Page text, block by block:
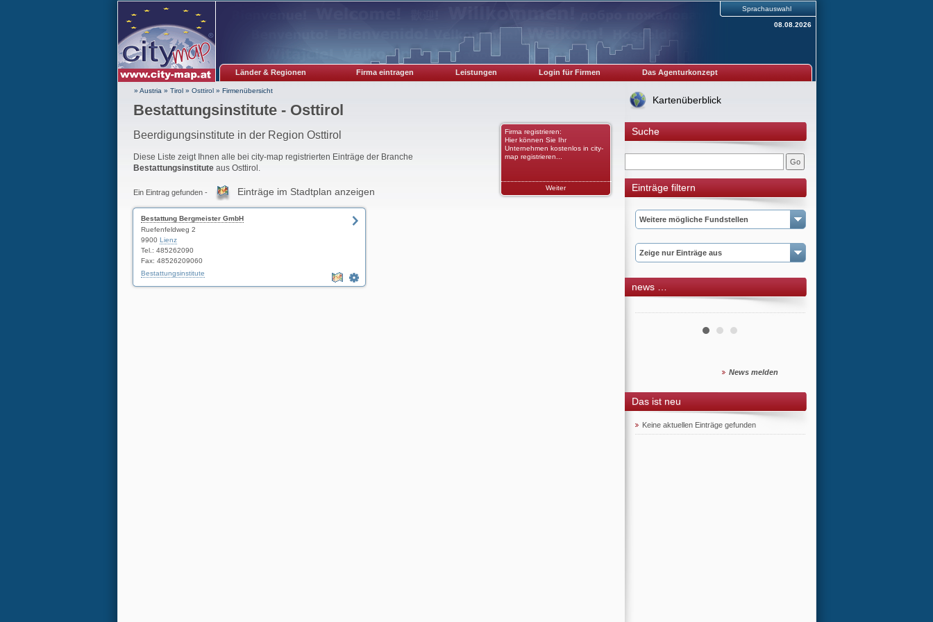
Sprachauswahl
08.08.2026
Länder & Regionen Firma eintragen Leistungen Login für Firmen Das Agenturkonzept
» Austria » Tirol» Osttirol» Firmenübersicht
Bestattungsinstitute - Osttirol
Beerdigungsinstitute in der Region Osttirol
Firma registrieren:
Hier können Sie Ihr
Unternehmen kostenlos in city-
map registrieren...
Weiter
Diese Liste zeigt Ihnen alle bei city-map registrierten Einträge der Branche
Bestattungsinstituteaus Osttirol.
Ein Eintrag gefunden - Einträge im Stadtplan anzeigen
Bestattung Bergmeister GmbH
Ruefenfeldweg 2
9900 Lienz
Tel.: 485262090
Fax: 48526209060
Bestattungsinstitute
Kartenüberblick
Suche
Einträge filtern
Weitere mögliche Fundstellen
Zeige nur Einträge aus
news …
News melden
Das ist neu
Keine aktuellen Einträge gefunden